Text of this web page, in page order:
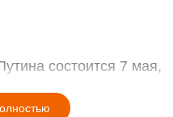
состоится 7 мая,